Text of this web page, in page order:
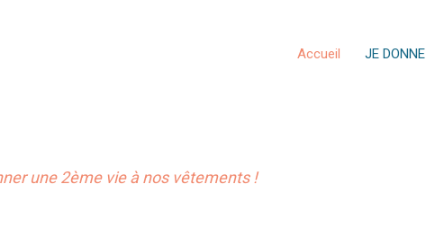
Accueil JE DONNE
une 2ème vie à nos vêtements !